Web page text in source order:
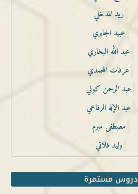
زيد المدخلي
عبيد الجابري
عبد الله البخاري
عرفات المحمدي
عبد الرحمن كوني
عبد الإله الرفاعي
مصطفى مبرم
وليد فلاتي
دروس مستمرة